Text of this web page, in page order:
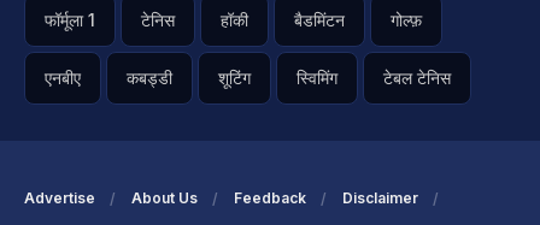
फॉर्मूला 1 टेनिस हॉकी बैडमिंटन गोल्फ़
एनबीए कबड्डी शूटिंग स्विमिंग टेबल टेनिस
Advertise About Us Feedback Disclaimer